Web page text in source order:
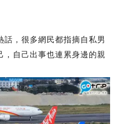
話，很多網民都指摘自私男
，自己出事也連累身邊的親